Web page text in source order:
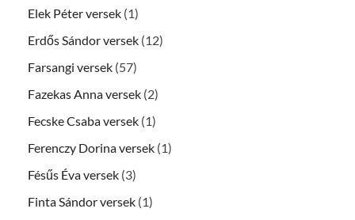
Elek Péter versek (1)
Erdős Sándor versek (12)
Farsangi versek (57)
Fazekas Anna versek (2)
Fecske Csaba versek (1)
Ferenczy Dorina versek (1)
Fésűs Éva versek (3)
Finta Sándor versek (1)